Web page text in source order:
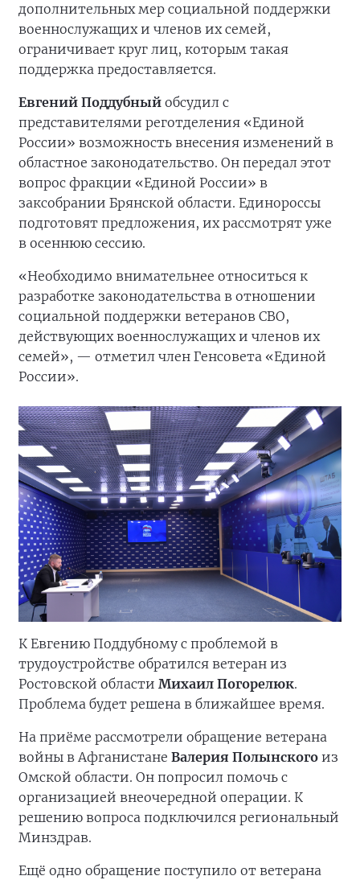
дополнительных мер социальной поддержки
военнослужащих и членов их семей,
ограничивает круг лиц, которым такая
поддержка предоставляется.
Евгений Поддубный обсудил с
представителями реготделения «Единой
России» возможность внесения изменений в
областное законодательство. Он передал этот
вопрос фракции «Единой России» в
заксобрании Брянской области. Единороссы
подготовят предложения, их рассмотрят уже
в осеннюю сессию.
«Необходимо внимательнее относиться к
разработке законодательства в отношении
социальной поддержки ветеранов СВО,
действующих военнослужащих и членов их
семей», — отметил член Генсовета «Единой
России».
К Евгению Поддубному с проблемой в
трудоустройстве обратился ветеран из
Ростовской области Михаил Погорелюк.
Проблема будет решена в ближайшее время.
На приёме рассмотрели обращение ветерана
войны в Афганистане Валерия Полынского из
Омской области. Он попросил помочь с
организацией внеочередной операции. К
решению вопроса подключился региональный
Минздрав.
Ещё одно обращение поступило от ветерана